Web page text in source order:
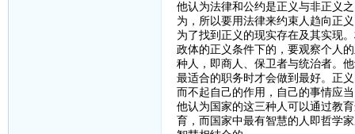
他认为法律和公约是正义与非正义
为，所以要用法律来约束人趋向正
为了找到正义的现实存在及其实现
政体的正义条件下的，要观察个人
种人，即商人、保卫者与统治者。
最适合的职务时才会做到最好。正
而不起自己的作用，自己的事情应
他认为国家的这三种人可以通过教
育，而国家中最有智慧的人即哲学